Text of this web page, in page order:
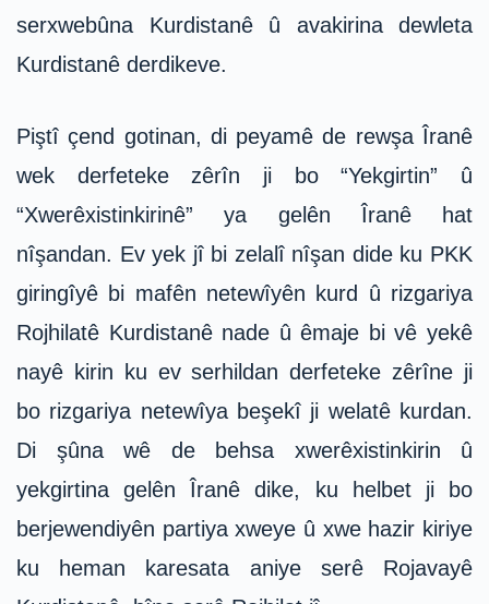
serxwebûna Kurdistanê û avakirina dewleta
Kurdistanê derdikeve.
Piştî çend gotinan, di peyamê de rewşa Îranê
wek derfeteke zêrîn ji bo “Yekgirtin” û
“Xwerêxistinkirinê” ya gelên Îranê hat
nîşandan. Ev yek jî bi zelalî nîşan dide ku PKK
giringîyê bi mafên netewîyên kurd û rizgariya
Rojhilatê Kurdistanê nade û êmaje bi vê yekê
nayê kirin ku ev serhildan derfeteke zêrîne ji
bo rizgariya netewîya beşekî ji welatê kurdan.
Di şûna wê de behsa xwerêxistinkirin û
yekgirtina gelên Îranê dike, ku helbet ji bo
berjewendiyên partiya xweye û xwe hazir kiriye
ku heman karesata aniye serê Rojavayê